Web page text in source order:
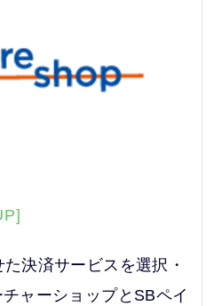
決済サービスを選択・
ャーショップとSBペイ